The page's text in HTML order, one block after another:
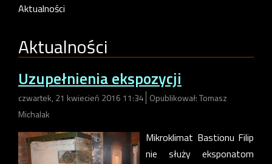
Aktualności
Aktualności
Uzupełnienia ekspozycji
czwartek, 21 kwiecień 2016 11:34 Opublikował: Tomasz
Michalak
Mikroklimat Bastionu Filip
nie służy eksponatom